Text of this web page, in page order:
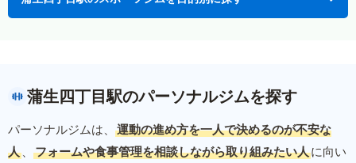
蒲生四丁目駅のパーソナルジムを探す
パーソナルジムは、
運動の進め方を一人で決めるのが不安な
人 、 フォームや食事管理を相談しながら取り組みたい人に向い